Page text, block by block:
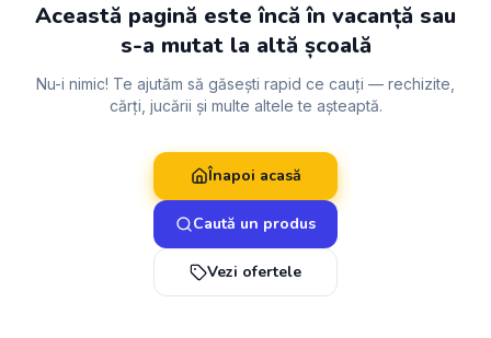
Această pagină este încă în vacanță sau
s-a mutat la altă școală
Nu-i nimic! Te ajutăm să găsești rapid ce cauți — rechizite,
cărți, jucării și multe altele te așteaptă.
Înapoi acasă
Caută un produs
Vezi ofertele